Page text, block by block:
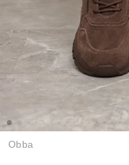
Obba